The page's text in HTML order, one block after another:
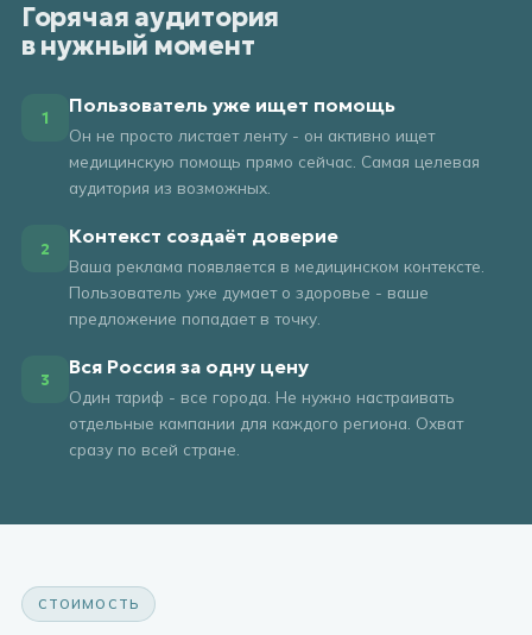
Горячая аудитория
в нужный момент
1
Пользователь уже ищет помощь
Он не просто листает ленту - он активно ищет
медицинскую помощь прямо сейчас. Самая целевая
аудитория из возможных.
2
Контекст создаёт доверие
Ваша реклама появляется в медицинском контексте.
Пользователь уже думает о здоровье - ваше
предложение попадает в точку.
3
Вся Россия за одну цену
Один тариф - все города. Не нужно настраивать
отдельные кампании для каждого региона. Охват
сразу по всей стране.
СТОИМОСТЬ